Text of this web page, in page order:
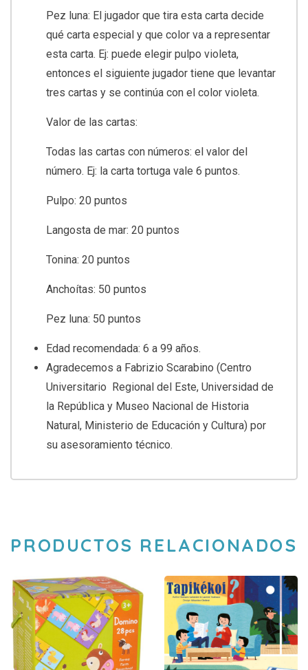
Pez luna: El jugador que tira esta carta decide
qué carta especial y que color va a representar
esta carta. Ej: puede elegir pulpo violeta,
entonces el siguiente jugador tiene que levantar
tres cartas y se continúa con el color violeta.
Valor de las cartas:
Todas las cartas con números: el valor del
número. Ej: la carta tortuga vale 6 puntos.
Pulpo: 20 puntos
Langosta de mar: 20 puntos
Tonina: 20 puntos
Anchoítas: 50 puntos
Pez luna: 50 puntos
Edad recomendada: 6 a 99 años.
Agradecemos a Fabrizio Scarabino (Centro
Universitario Regional del Este, Universidad de
la República y Museo Nacional de Historia
Natural, Ministerio de Educación y Cultura) por
su asesoramiento técnico.
PRODUCTOS RELACIONADOS